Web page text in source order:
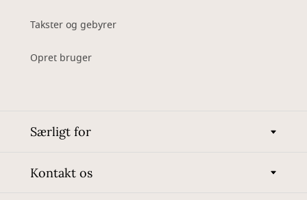
Takster og gebyrer
Opret bruger
Særligt for
Kontakt os